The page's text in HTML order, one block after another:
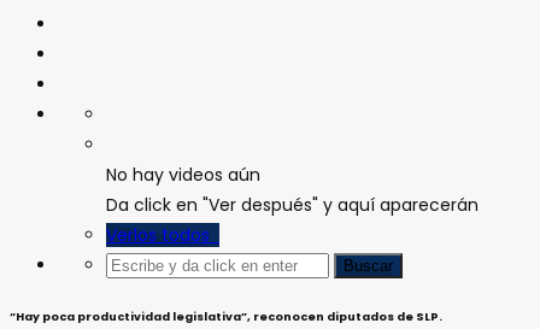
No hay videos aún
Da click en "Ver después" y aquí aparecerán
Verlos todos
“Hay poca productividad legislativa”, reconocen diputados de SLP.